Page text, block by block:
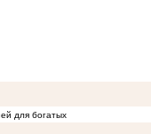
для богатых